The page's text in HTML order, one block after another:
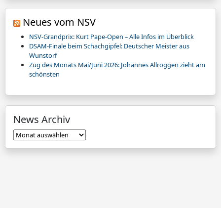
Neues vom NSV
NSV-Grandprix: Kurt Pape-Open – Alle Infos im Überblick
DSAM-Finale beim Schachgipfel: Deutscher Meister aus
Wunstorf
Zug des Monats Mai/Juni 2026: Johannes Allroggen zieht am
schönsten
News Archiv
News
Archiv